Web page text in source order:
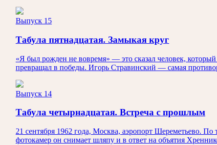
Выпуск 15
Табула пятнадцатая. Замыкая круг
«Я был рожден не вовремя» — это сказал человек,
превращал в победы. Игорь Стравинский — самая
Выпуск 14
Табула четырнадцатая. Встреча с прошлым
21 сентября 1962 года, Москва, аэропорт Шереметьево.
фотокамер он снимает шляпу и в ответ на объятия